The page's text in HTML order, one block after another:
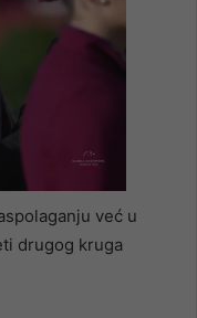
već u
drugog kruga